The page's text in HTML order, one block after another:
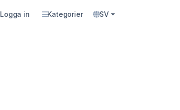
Logga in Kategorier SV